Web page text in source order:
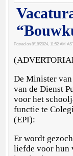
Posted on 8/18/2024, 11:52 AM
De Minister
van de Dienst
voor het
functie te
(EPI):
Er wordt
liefde voor hun